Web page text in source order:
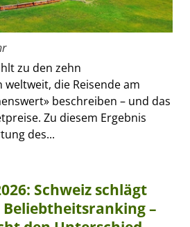
zu den zehn
die Reisende am
beschreiben – und das
Zu diesem Ergebnis
des...
Schweiz schlägt
–